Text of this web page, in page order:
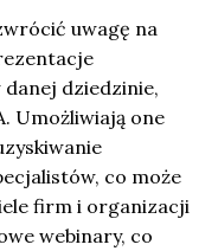
uwagę na
dziedzinie,
Umożliwiają one
co może
firm i organizacji
webinary, co